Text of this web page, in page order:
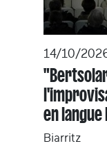
14/10/
en langue
Biarritz